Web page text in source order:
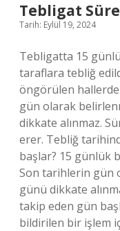
Tebligat
Tarih: Eylül 19, 2024
Tebligatta 15
taraflara tebliğ
öngörülen
gün olarak
dikkate alınmaz.
erer. Tebliğ
başlar? 15 günlük
Son tarihlerin gün
günü dikkate
takip eden gün
bildirilen bir işlem